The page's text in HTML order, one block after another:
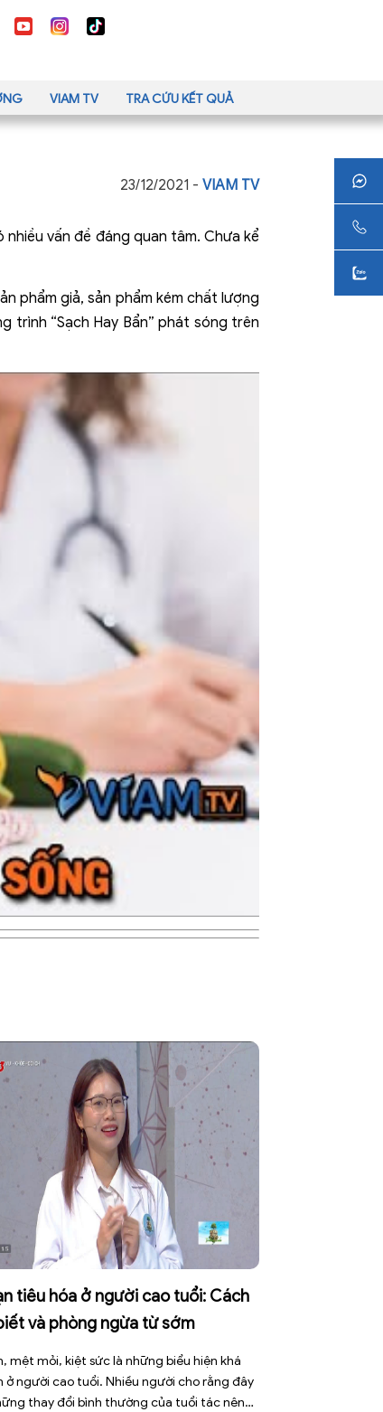
VIAM TV TRA CỨU KẾT QUẢ
23/12/2021 - VIAM TV
vấn đề đáng quan tâm. Chưa kể
phẩm giả, sản phẩm kém chất lượng
trình “Sạch Hay Bẩn” phát sóng trên
tiêu hóa ở người cao tuổi: Cách
và phòng ngừa từ sớm
mệt mỏi, kiệt sức là những biểu hiện khá
ở người cao tuổi. Nhiều người cho rằng đây
thay đổi bình thường của tuổi tác nên